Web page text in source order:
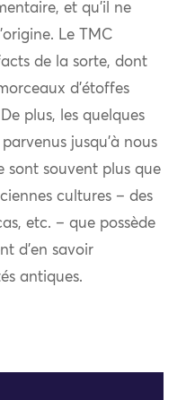
et qu’il ne
Le TMC
de la sorte, dont
d’étoffes
plus, les quelques
jusqu’à nous
sont souvent plus que
cultures – des
etc. – que possède
d’en savoir
antiques.